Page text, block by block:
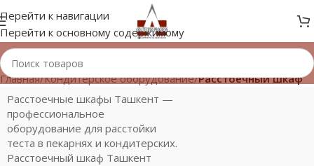
Перейти к навигации
Перейти к основному содержимому
Главная/Кондитерское оборудование/Расстоечный шкаф
Расстоечные шкафы Ташкент —
профессиональное
оборудование для расстойки
теста в пекарнях и кондитерских.
Расстоечный шкаф Ташкент